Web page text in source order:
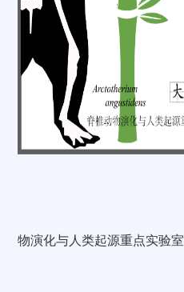
物演化与人类起源重点实验室